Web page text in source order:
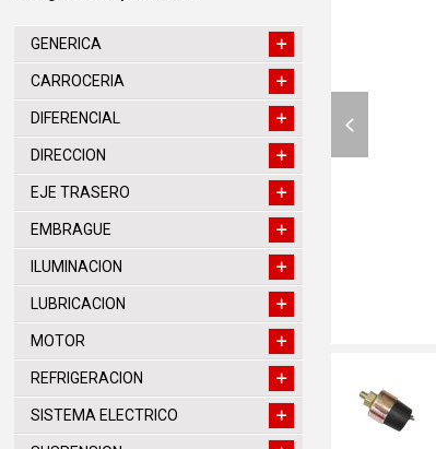
slide
GENERICA
CARROCERIA
DIFERENCIAL
DIRECCION
EJE TRASERO
EMBRAGUE
ILUMINACION
LUBRICACION
MOTOR
REFRIGERACION
SISTEMA ELECTRICO